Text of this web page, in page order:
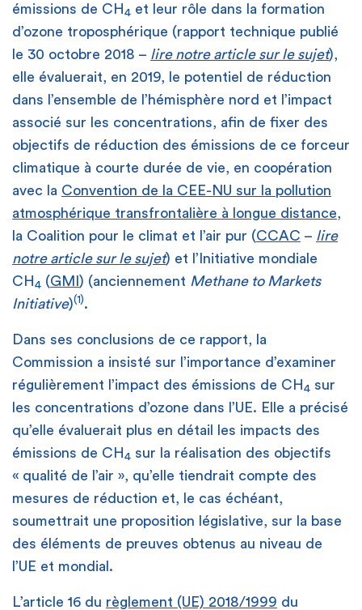
émissions de CH 4 et leur rôle dans la formation
d’ozone troposphérique (rapport technique publié
le 30 octobre 2018 – lire notre article sur le sujet),
elle évaluerait, en 2019, le potentiel de réduction
dans l’ensemble de l’hémisphère nord et l’impact
associé sur les concentrations, afin de fixer des
objectifs de réduction des émissions de ce forceur
climatique à courte durée de vie, en coopération
avec la Convention de la CEE-NU sur la pollution
atmosphérique transfrontalière à longue distance,
la Coalition pour le climat et l’air pur (CCAC – lire
notre article sur le sujet) et l’Initiative mondiale
CH 4 (GMI ) (anciennement Methane to Markets
Initiative)(1).
Dans ses conclusions de ce rapport, la
Commission a insisté sur l’importance d’examiner
régulièrement l’impact des émissions de CH 4 sur
les concentrations d’ozone dans l’UE. Elle a précisé
qu’elle évaluerait plus en détail les impacts des
émissions de CH 4 sur la réalisation des objectifs
« qualité de l’air », qu’elle tiendrait compte des
mesures de réduction et, le cas échéant,
soumettrait une proposition législative, sur la base
des éléments de preuves obtenus au niveau de
l’UE et mondial.
L’article 16 du règlement (UE) 2018/1999 du